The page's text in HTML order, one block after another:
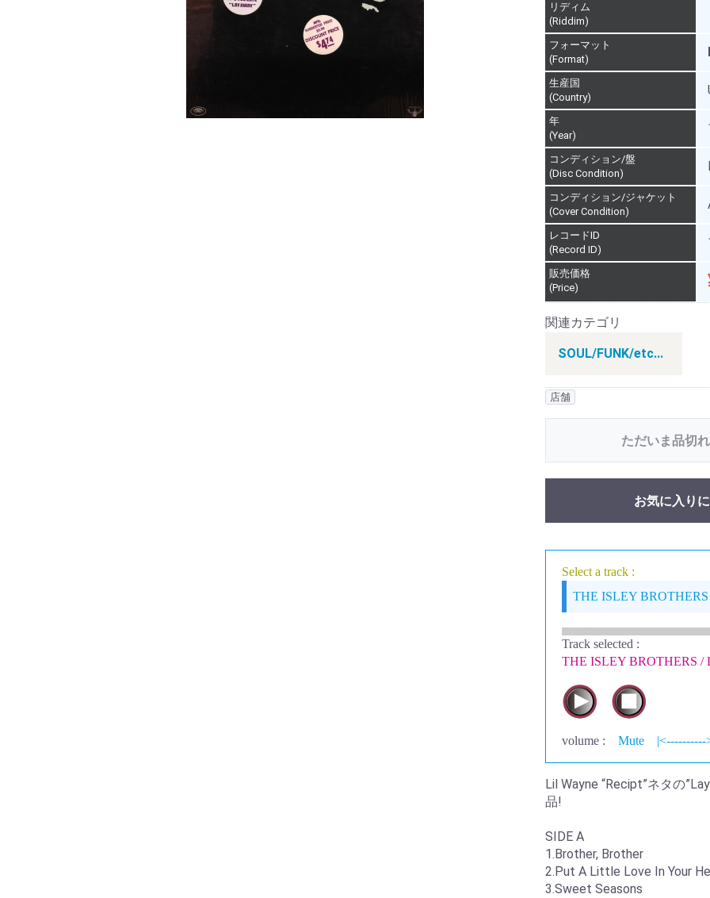
リディム
(Riddim)
フォーマット
(Format)
生産国
(Country)
年
(Year)
コンディション/盤
(Disc Condition)
コンディション/ジャケット
(Cover Condition)
レコードID
(Record ID)
販売価格
(Price)
関連カテゴリ
SOUL/FUNK/etc...
店舗
ただいま品切
お気に入り
Select a track :
THE ISLEY
Track selected :
THE ISLEY BROTHERS /
volume : Mute |<----------
Lil Wayne “Recipt”ネタの
品!
SIDE A
1.Brother, Brother
2.Put A Little Love In Your
3.Sweet Seasons